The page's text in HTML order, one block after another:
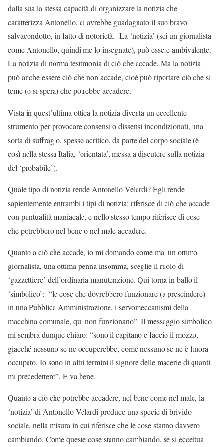
dalla sua la stessa capacità di organizzare la notizia che
caratterizza Antonello, ci avrebbe guadagnato il suo bravo
salvacondotto, in fatto di notorietà. La ‘notizia’ (sei un giornalista
come Antonello, quindi me lo insegnate), può essere ambivalente.
La notizia di norma testimonia di ciò che accade. Ma la notizia
può anche essere ciò che non accade, cioè può riportare ciò che si
teme (o si spera) che potrebbe accadere.
Vista in quest’ultima ottica la notizia diventa un eccellente
strumento per provocare consensi o dissensi incondizionati, una
sorta di suffragio, spesso acritico, da parte del corpo sociale (è
così nella stessa Italia, ‘orientata’, messa a discutere sulla notizia
del ‘probabile’).
Quale tipo di notizia rende Antonello Velardi? Egli rende
sapientemente entrambi i tipi di notizia: riferisce di ciò che accade
con puntualità maniacale, e nello stesso tempo riferisce di cose
che potrebbero nel bene o nel male accadere.
Quanto a ciò che accade, io mi domando come mai un ottimo
giornalista, una ottima penna insomma, sceglie il ruolo di
‘gazzettiere’ dell’ordinaria manutenzione. Qui torna in ballo il
‘simbolico’: “le cose che dovrebbero funzionare (a prescindere)
in una Pubblica Amministrazione, i servomeccanismi della
macchina comunale, qui non funzionano”. Il messaggio simbolico
mi sembra dunque chiaro: “sono il capitano e faccio il mozzo,
giacché nessuno se ne occuperebbe, come nessuno se ne è finora
occupato. Io sono in altri termini il signore delle macerie di quanti
mi precedettero”. E va bene.
Quanto a ciò che potrebbe accadere, nel bene come nel male, la
‘notizia’ di Antonello Velardi produce una specie di brivido
sociale, nella misura in cui riferisce che le cose stanno davvero
cambiando. Come queste cose stanno cambiando, se si eccettua